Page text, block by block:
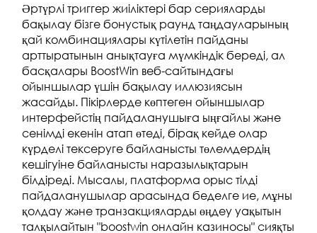
Әртүрлі триггер жиіліктері бар серияларды
бақылау бізге бонустық раунд таңдауларының
қай комбинациялары күтілетін пайданы
арттыратынын анықтауға мүмкіндік береді, ал
басқалары BoostWin веб-сайтындағы
ойыншылар үшін бақылау иллюзиясын
жасайды. Пікірлерде көптеген ойыншылар
интерфейстің пайдаланушыға ыңғайлы және
сенімді екенін атап өтеді, бірақ кейде олар
күрделі тексеруге байланысты төлемдердің
кешігуіне байланысты наразылықтарын
білдіреді. Мысалы, платформа орыс тілді
пайдаланушылар арасында беделге ие, мұны
қолдау және транзакцияларды өңдеу уақытын
талқылайтын "boostwin онлайн казиносы" сияқты